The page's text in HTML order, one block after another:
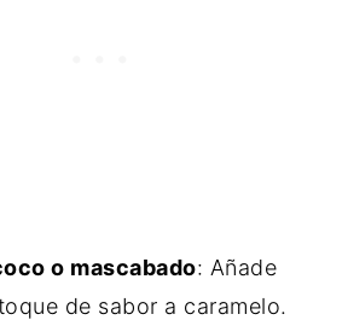
o mascabado: Añade
de sabor a caramelo.